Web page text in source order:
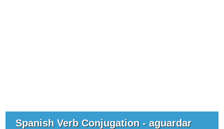
Spanish Verb Conjugation - aguardar